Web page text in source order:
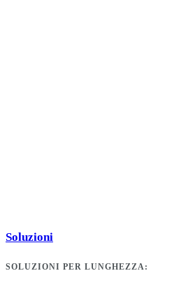
Soluzioni
SOLUZIONI PER LUNGHEZZA: